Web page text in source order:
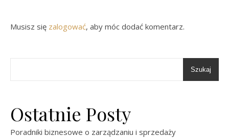
Musisz się zalogować, aby móc dodać komentarz.
Szukaj
Ostatnie Posty
Poradniki biznesowe o zarządzaniu i sprzedaży